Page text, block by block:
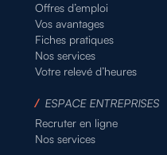
Offres d’emploi
Vos avantages
Fiches pratiques
Nos services
Votre relevé d’heures
/ ESPACE ENTREPRISES
Recruter en ligne
Nos services